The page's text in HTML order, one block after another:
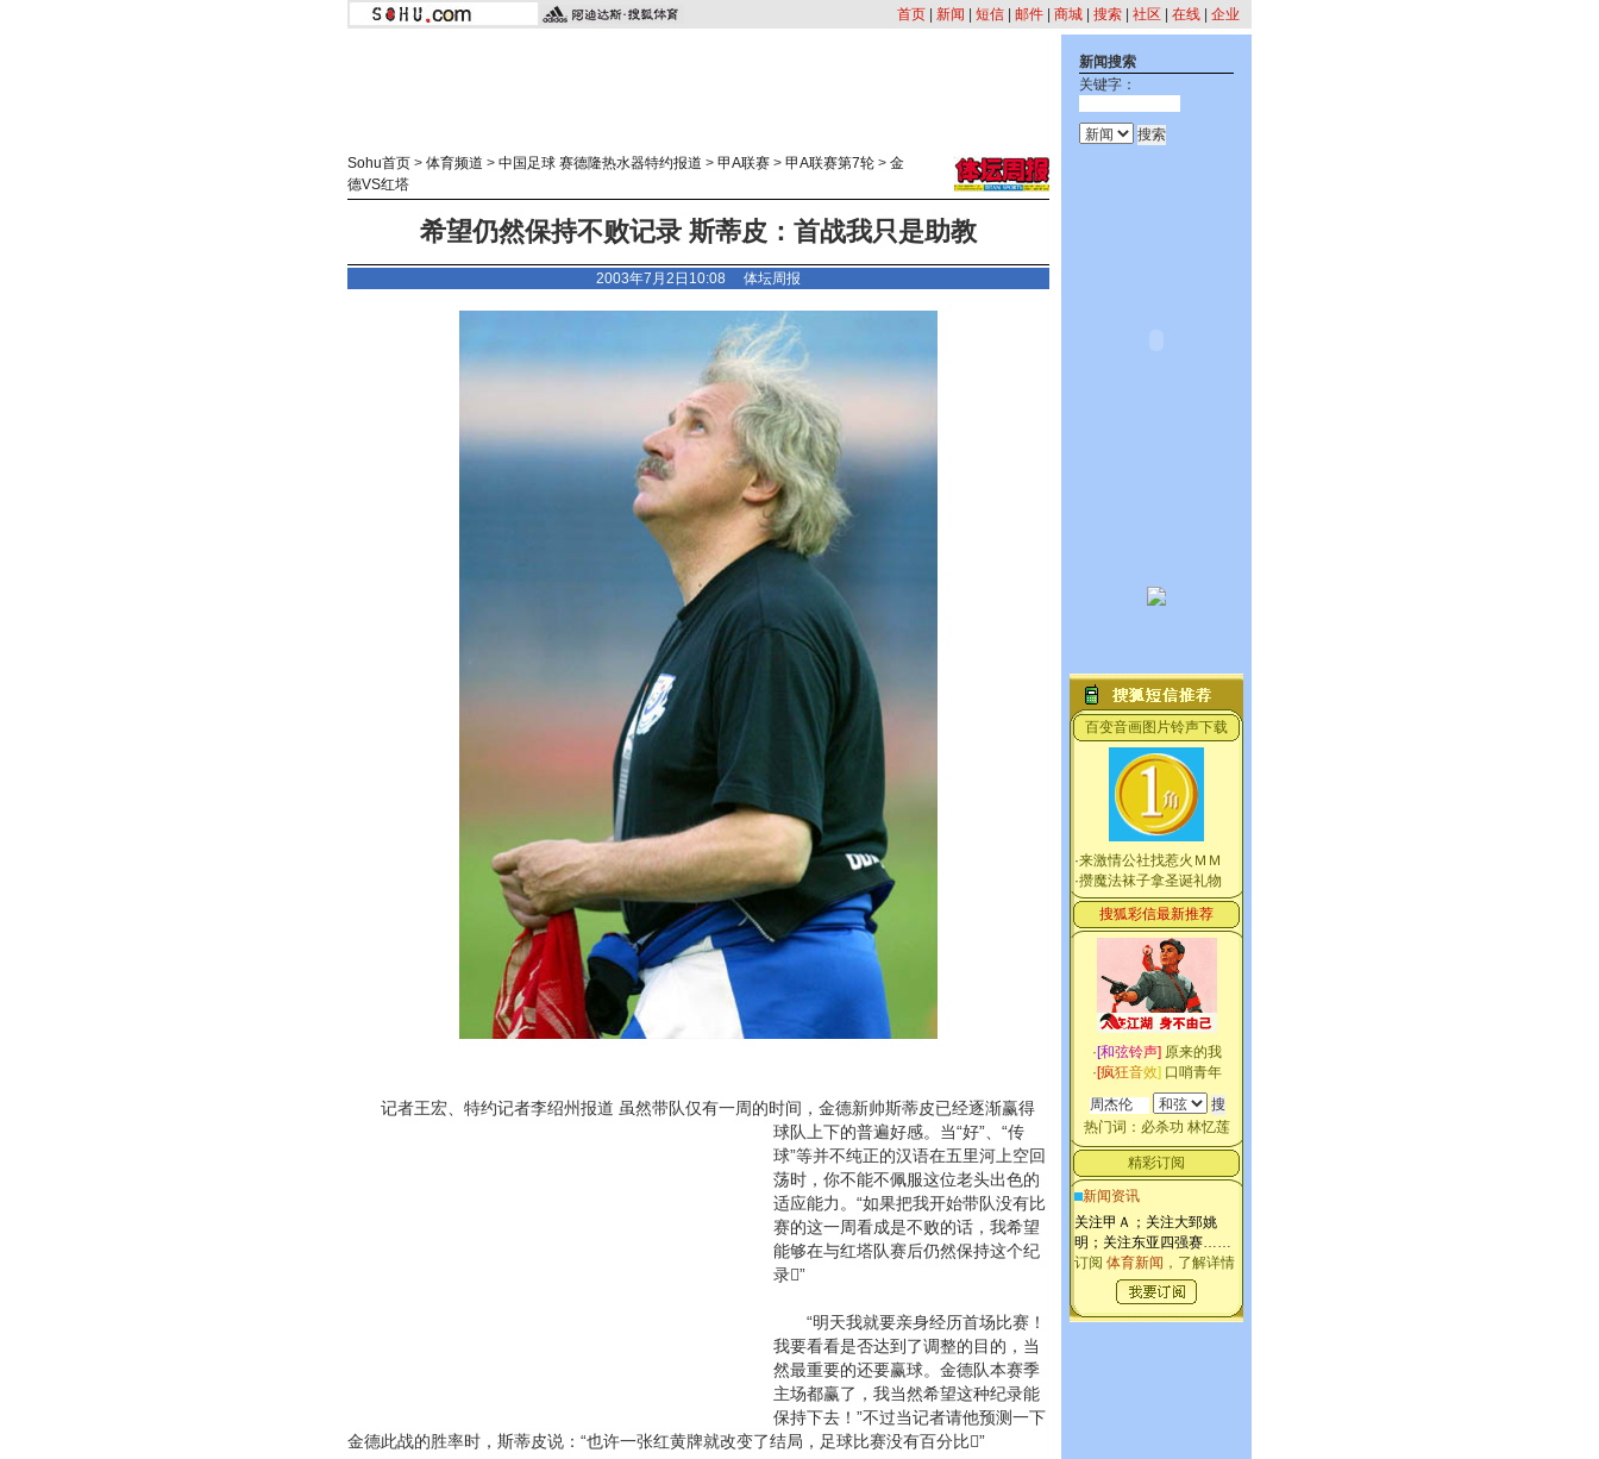
首页 新闻 短信 邮件 商城 搜索 社区 在线 企业
Sohu首页 > 体育频道 > 中国足球 赛德隆热水器特约报道 > 甲A联赛 > 甲A联赛第7轮 > 金
德VS红塔
希望仍然保持不败记录 斯蒂皮：首战我只是助教
2003年7月2日10:08 体坛周报
记者王宏、特约记者李绍州报道 虽然带队仅有一周的时间，金德新帅斯蒂皮已经逐渐赢得
球队上下的普遍好感。 当“好”、“传
球”等并不纯正的汉语在五里河上空回
荡时，你不能不佩服这位老头出色的
适应能力。“如果把我开始带队没有比
赛的这一周看成是不败的话，我希望
能够在与红塔队赛后仍然保持这个纪
录”
“明天我就要亲身经历首场比赛！
我要看看是否达到了调整的目的，当
然最重要的还要赢球。金德队本赛季
主场都赢了，我当然希望这种纪录能
保持下去！”不过当记者请他预测一下
金德此战的胜率时，斯蒂皮说：“也许一张红黄牌就改变了结局，足球比赛没有百分比”
新闻搜索
关键字：
百变音画图片铃声下载
·来激情公社找惹火ＭＭ
·攒魔法袜子拿圣诞礼物
搜狐彩信最新推荐
·[和弦铃声] 原来的我
·[疯狂音效] 口哨青年
热门词： 必杀功 林忆莲
精彩订阅
新闻资讯
关注甲Ａ；关注大郅姚
明；关注东亚四强赛……
订阅 体育新闻 ，了解详情